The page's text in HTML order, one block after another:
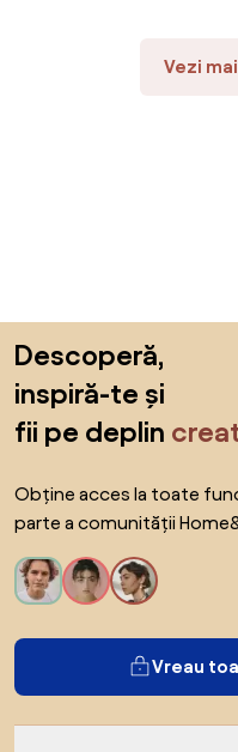
Vezi
Descoperă,
inspiră-te și
fii pe deplin
Obține acces la toate
parte a comunității
Vreau